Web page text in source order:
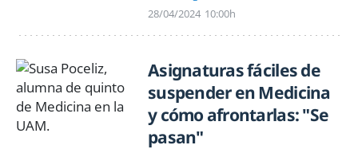
28/04/2024 10:00h
Asignaturas fáciles de
suspender en Medicina
y cómo afrontarlas: "Se
pasan"